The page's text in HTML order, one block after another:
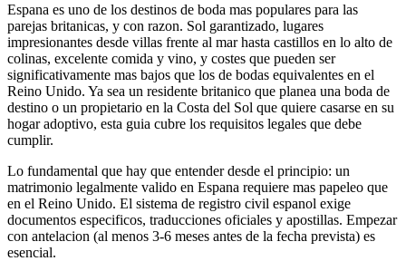
Espana es uno de los destinos de boda mas populares para las
parejas britanicas, y con razon. Sol garantizado, lugares
impresionantes desde villas frente al mar hasta castillos en lo alto de
colinas, excelente comida y vino, y costes que pueden ser
significativamente mas bajos que los de bodas equivalentes en el
Reino Unido. Ya sea un residente britanico que planea una boda de
destino o un propietario en la Costa del Sol que quiere casarse en su
hogar adoptivo, esta guia cubre los requisitos legales que debe
cumplir.
Lo fundamental que hay que entender desde el principio: un
matrimonio legalmente valido en Espana requiere mas papeleo que
en el Reino Unido. El sistema de registro civil espanol exige
documentos especificos, traducciones oficiales y apostillas. Empezar
con antelacion (al menos 3-6 meses antes de la fecha prevista) es
esencial.